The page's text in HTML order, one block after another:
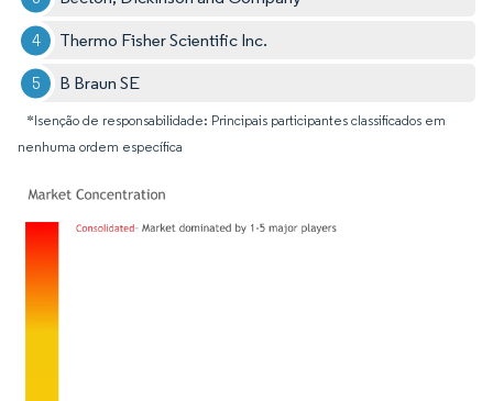
Thermo Fisher Scientific Inc.
B Braun SE
*Isenção de responsabilidade: Principais participantes classificados em
nenhuma ordem específica